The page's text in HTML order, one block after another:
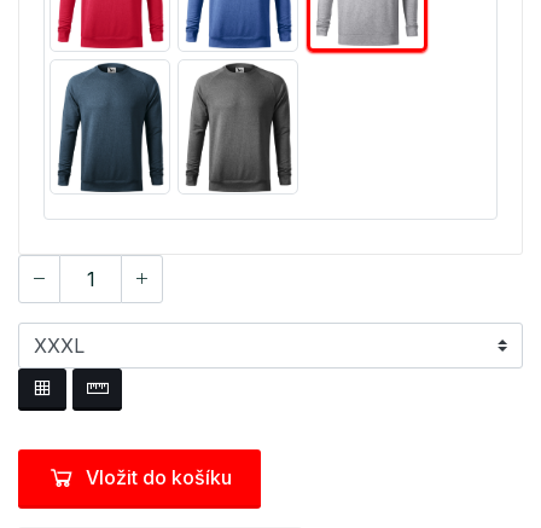
Vložit do košíku